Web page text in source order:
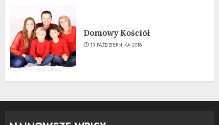
Domowy Kościół
13 PAŹDZIERNIKA 2018